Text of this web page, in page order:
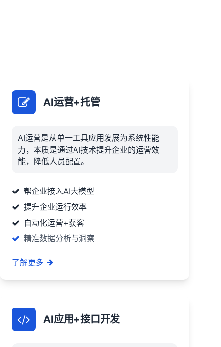
AI运营+托管
AI运营是从单一工具应用发展为系统性能
力，本质是通过AI技术提升企业的运营效
能，降低人员配置。
帮企业接入AI大模型
提升企业运行效率
自动化运营+获客
精准数据分析与洞察
了解更多
AI应用+接口开发